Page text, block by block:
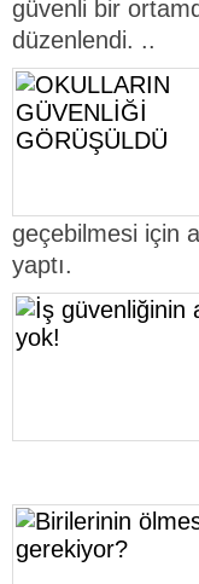
güvenli bir
düzenlendi. ..
geçebilmesi için
yaptı.